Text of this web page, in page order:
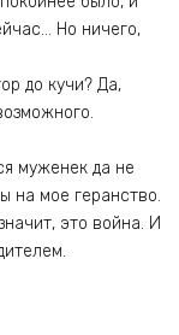
Но ничего,
до кучи? Да,
муженек да не
на мое геранство.
это война. И